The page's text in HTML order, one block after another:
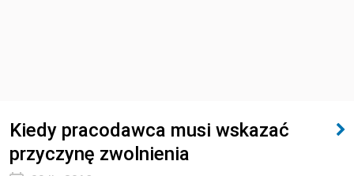
Kiedy pracodawca musi wskazać
przyczynę zwolnienia